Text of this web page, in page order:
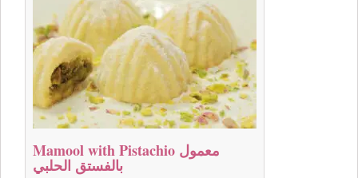
Mamool with Pistachio معمول
بالفستق الحلبي